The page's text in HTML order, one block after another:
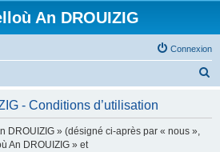
An DROUIZIG
Connexion
- Conditions d’utilisation
DROUIZIG » (désigné ci-après par « nous »,
An DROUIZIG » et